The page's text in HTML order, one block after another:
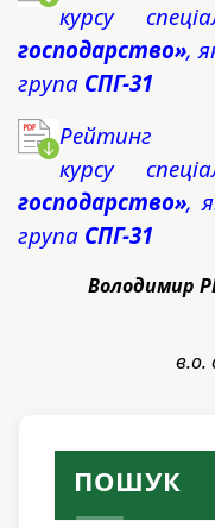
курсу
господарство»,
група СПГ-31
курсу
господарство»,
група СПГ-31
Володимир
в.о.
ПОШУК